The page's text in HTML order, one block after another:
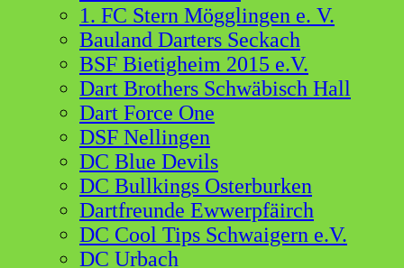
1. FC Stern Mögglingen e. V.
Bauland Darters Seckach
BSF Bietigheim 2015 e.V.
Dart Brothers Schwäbisch Hall
Dart Force One
DSF Nellingen
DC Blue Devils
DC Bullkings Osterburken
Dartfreunde Ewwerpfäirch
DC Cool Tips Schwaigern e.V.
DC Urbach